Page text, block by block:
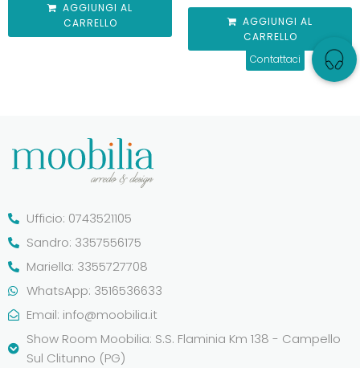
AGGIUNGI AL
CARRELLO
AGGIUNGI AL
CARRELLO
Ufficio: 0743521105
Sandro: 3357556175
Mariella: 3355727708
WhatsApp: 3516536633
Email: info@moobilia.it
Show Room Moobilia: S.S. Flaminia Km 138 - Campello
Sul Clitunno (PG)